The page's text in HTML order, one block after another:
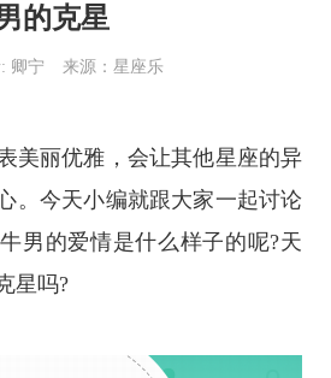
的克星
卿宁 来源：星座乐
美丽优雅，会让其他星座的异
。今天小编就跟大家一起讨论
男的爱情是什么样子的呢?天
星吗?